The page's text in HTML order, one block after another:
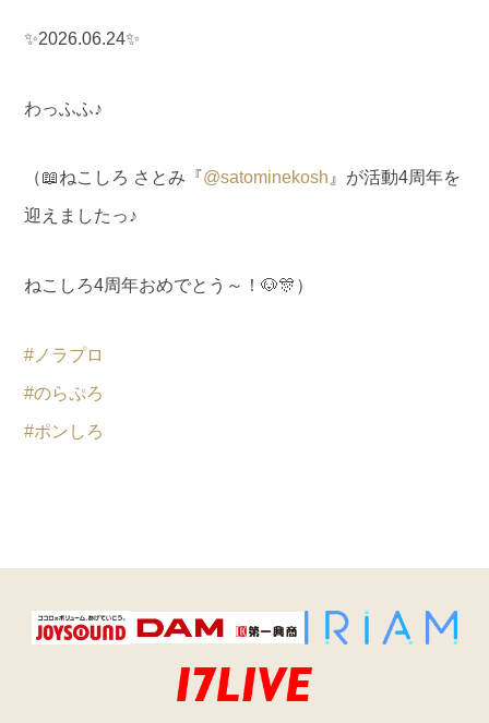
✨2026.06.24✨
わっふふ♪
（📖ねこしろ さとみ『@satominekosh 』が活動4周年を
迎えましたっ♪
ねこしろ4周年おめでとう～！🐶🎊）
#ノラプロ
#のらぷろ
#ポンしろ